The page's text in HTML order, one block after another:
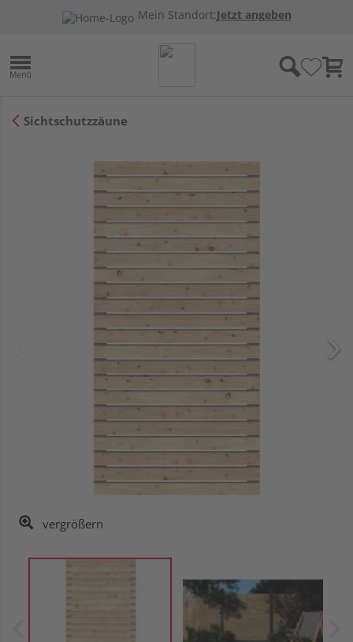
Mein Standort:Jetzt angeben
Sichtschutzzäune
vergrößern